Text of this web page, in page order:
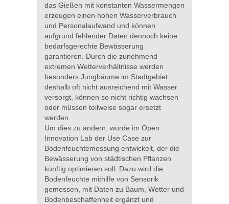
das Gießen mit konstanten Wassermengen
erzeugen einen hohen Wasserverbrauch
und Personalaufwand und können
aufgrund fehlender Daten dennoch keine
bedarfsgerechte Bewässerung
garantieren. Durch die zunehmend
extremen Wetterverhältnisse werden
besonders Jungbäume im Stadtgebiet
deshalb oft nicht ausreichend mit Wasser
versorgt, können so nicht richtig wachsen
oder müssen teilweise sogar ersetzt
werden.
Um dies zu ändern, wurde im Open
Innovation Lab der Use Case zur
Bodenfeuchtemessung entwickelt, der die
Bewässerung von städtischen Pflanzen
künftig optimieren soll. Dazu wird die
Bodenfeuchte mithilfe von Sensorik
gemessen, mit Daten zu Baum, Wetter und
Bodenbeschaffenheit ergänzt und